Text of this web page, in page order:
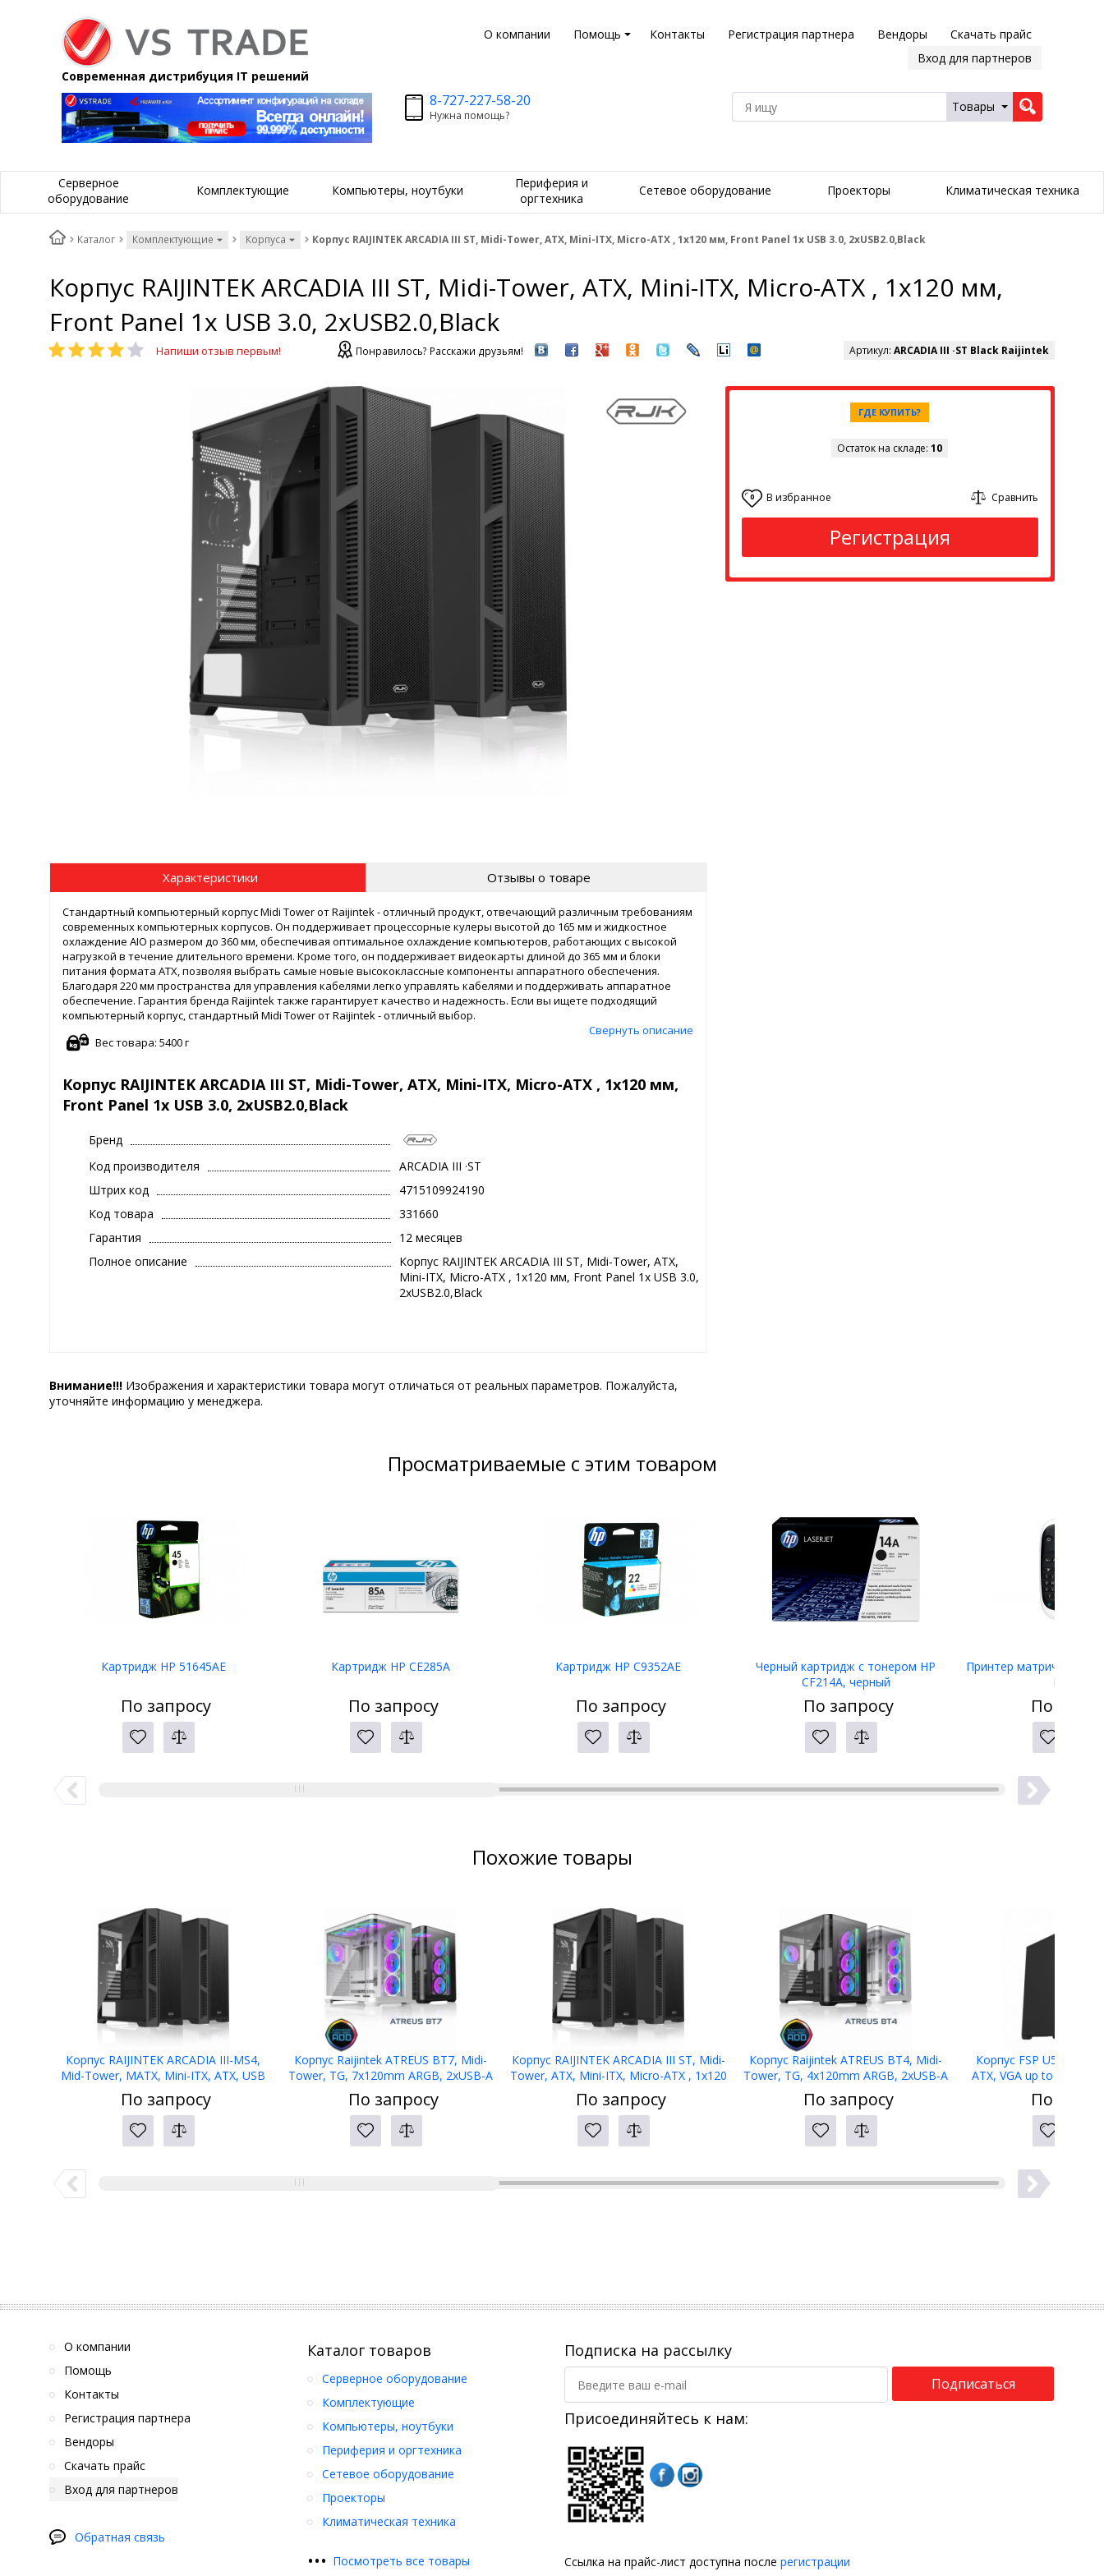
О компании Помощь Контакты Регистрация партнера Вендоры
Скачать прайс
Вход для партнеров
Современная дистрибуция IT решений
8-727-227-58-20
Нужна помощь?
Товары
Серверное
оборудование
Комплектующие Компьютеры, ноутбуки
Периферия и
оргтехника
Сетевое оборудование Проекторы Климатическая техника
Каталог Комплектующие Корпуса Корпус RAIJINTEK ARCADIA III ST, Midi-Tower, ATX, Mini-ITX, Micro-ATX , 1х120 мм, Front Panel 1x USB 3.0, 2хUSB2.0,Black
Корпус RAIJINTEK ARCADIA III ST, Midi-Tower, ATX, Mini-ITX, Micro-ATX , 1х120 мм,
Front Panel 1x USB 3.0, 2хUSB2.0,Black
Напиши отзыв первым! Понравилось? Расскажи друзьям! Артикул: ARCADIA III ·ST Black Raijintek
ГДЕ КУПИТЬ?
Остаток на складе:10
0 В избранное Сравнить
Регистрация
Характеристики Отзывы о товаре
Стандартный компьютерный корпус Midi Tower от Raijintek - отличный продукт, отвечающий различным требованиям
современных компьютерных корпусов. Он поддерживает процессорные кулеры высотой до 165 мм и жидкостное
охлаждение AIO размером до 360 мм, обеспечивая оптимальное охлаждение компьютеров, работающих с высокой
нагрузкой в течение длительного времени. Кроме того, он поддерживает видеокарты длиной до 365 мм и блоки
питания формата ATX, позволяя выбрать самые новые высококлассные компоненты аппаратного обеспечения.
Благодаря 220 мм пространства для управления кабелями легко управлять кабелями и поддерживать аппаратное
обеспечение. Гарантия бренда Raijintek также гарантирует качество и надежность. Если вы ищете подходящий
компьютерный корпус, стандартный Midi Tower от Raijintek - отличный выбор.
Свернуть описание
Вес товара: 5400 г
Корпус RAIJINTEK ARCADIA III ST, Midi-Tower, ATX, Mini-ITX, Micro-ATX , 1х120 мм,
Front Panel 1x USB 3.0, 2хUSB2.0,Black
Бренд
Код производителя
ARCADIA III ·ST
Штрих код
4715109924190
Код товара
331660
Гарантия
12 месяцев
Полное описание
Корпус RAIJINTEK ARCADIA III ST, Midi-Tower, ATX,
Mini-ITX, Micro-ATX , 1х120 мм, Front Panel 1x USB 3.0,
2хUSB2.0,Black
Внимание!!! Изображения и характеристики товара могут отличаться от реальных параметров. Пожалуйста,
уточняйте информацию у менеджера.
Просматриваемые с этим товаром
Картридж HP 51645AE
По запросу
Картридж HP CE285A
По запросу
Картридж HP C9352AE
По запросу
Черный картридж с тонером HP
CF214A, черный
По запросу
Принтер матричный
LW-400
По
Похожие товары
Корпус RAIJINTEK ARCADIA III-MS4,
Mid-Tower, MATX, Mini-ITX, ATX, USB
2.0 Type-A, USB 3.2 Gen 1 Type-A,
ARGB- 4x120мм,TG
По запросу
Корпус Raijintek ATREUS BT7, Midi-
Tower, TG, 7x120mm ARGB, 2xUSB-A
3.0 + 1xUSB Type-C , E-ATX, ATX, mATX,
mITX, Black
По запросу
Корпус RAIJINTEK ARCADIA III ST, Midi-
Tower, ATX, Mini-ITX, Micro-ATX , 1х120
мм, Front Panel 1x USB 3.0,
2хUSB2.0,Black
По запросу
Корпус Raijintek ATREUS BT4, Midi-
Tower, TG, 4x120mm ARGB, 2xUSB-A
3.0 + 1xUSB Type-C , E-ATX, ATX, mATX,
mITX Black
По запросу
Корпус FSP U530-BS,
ATX, VGA up to
Without
По
О компании
Помощь
Контакты
Регистрация партнера
Вендоры
Скачать прайс
Вход для партнеров
Обратная связь
Каталог товаров
Серверное оборудование
Комплектующие
Компьютеры, ноутбуки
Периферия и оргтехника
Сетевое оборудование
Проекторы
Климатическая техника
••• Посмотреть все товары
Подписка на рассылку
Подписаться
Присоединяйтесь к нам:
Ссылка на прайс-лист доступна после регистрации